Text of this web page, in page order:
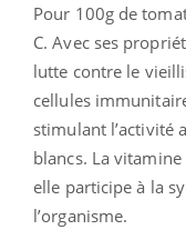
Pour 100g de
C. Avec ses
lutte contre le
cellules
stimulant l’activité
blancs. La
elle participe à la
l’organisme.